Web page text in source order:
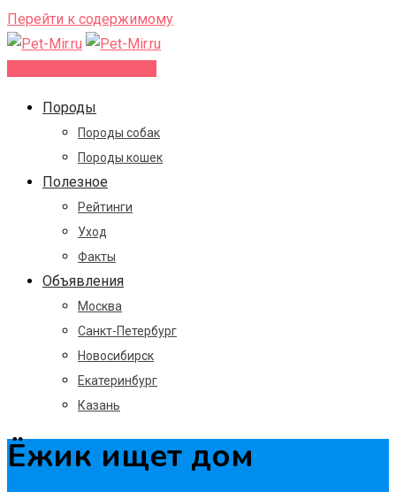
Перейти к содержимому
Породы
Породы собак
Породы кошек
Полезное
Рейтинги
Уход
Факты
Объявления
Москва
Санкт-Петербург
Новосибирск
Екатеринбург
Казань
Ёжик ищет дом